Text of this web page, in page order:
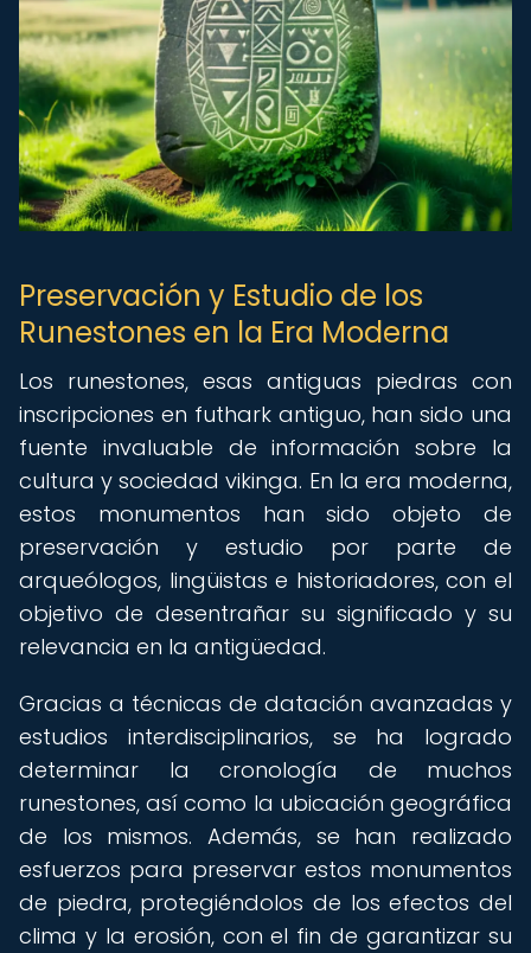
Preservación y Estudio de los
Runestones en la Era Moderna
Los runestones, esas antiguas piedras con
inscripciones en futhark antiguo, han sido una
fuente invaluable de información sobre la
cultura y sociedad vikinga. En la era moderna,
estos monumentos han sido objeto de
preservación y estudio por parte de
arqueólogos, lingüistas e historiadores, con el
objetivo de desentrañar su significado y su
relevancia en la antigüedad.
Gracias a técnicas de datación avanzadas y
estudios interdisciplinarios, se ha logrado
determinar la cronología de muchos
runestones, así como la ubicación geográfica
de los mismos. Además, se han realizado
esfuerzos para preservar estos monumentos
de piedra, protegiéndolos de los efectos del
clima y la erosión, con el fin de garantizar su